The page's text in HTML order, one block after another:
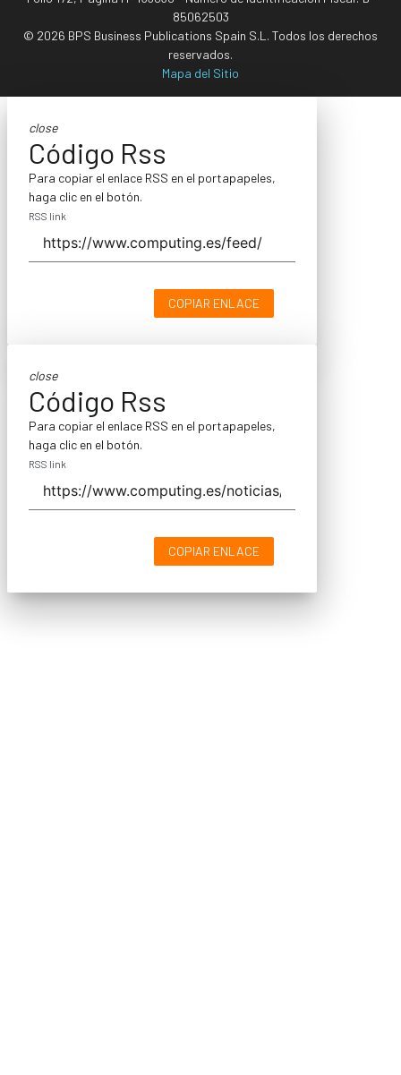
85062503
© 2026 BPS Business Publications Spain S.L. Todos los derechos
reservados.
Mapa del Sitio
close
Código Rss
Para copiar el enlace RSS en el portapapeles,
haga clic en el botón.
RSS link
COPIAR ENLACE
close
Código Rss
Para copiar el enlace RSS en el portapapeles,
haga clic en el botón.
RSS link
COPIAR ENLACE